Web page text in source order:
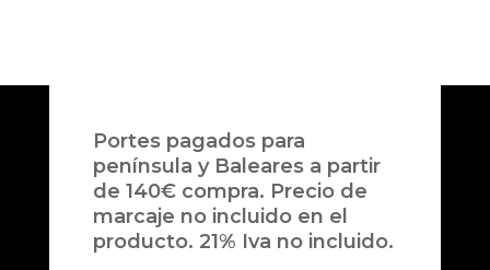
Portes pagados para
península y Baleares a partir
de 140€ compra. Precio de
marcaje no incluido en el
producto. 21% Iva no incluido.